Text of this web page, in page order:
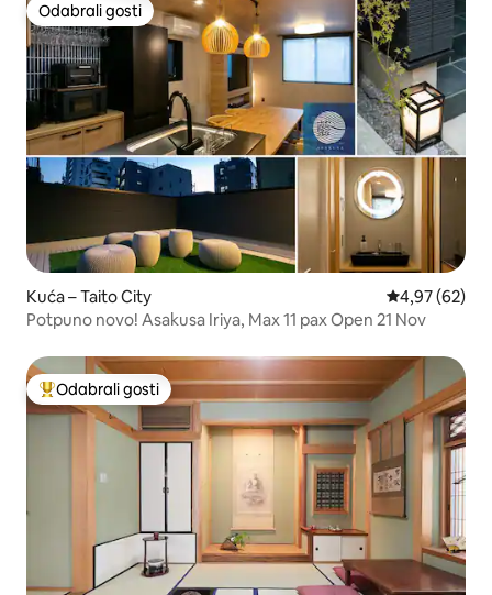
Odabrali gosti
Odabrali gosti
Kuća – Taito City Prosječna
4,97 (62)
Potpuno novo! Asakusa Iriya, Max 11 pax Open 21 Nov
Među najviše rangiranima s oznakom „Odabrali gosti”
Odabrali gosti